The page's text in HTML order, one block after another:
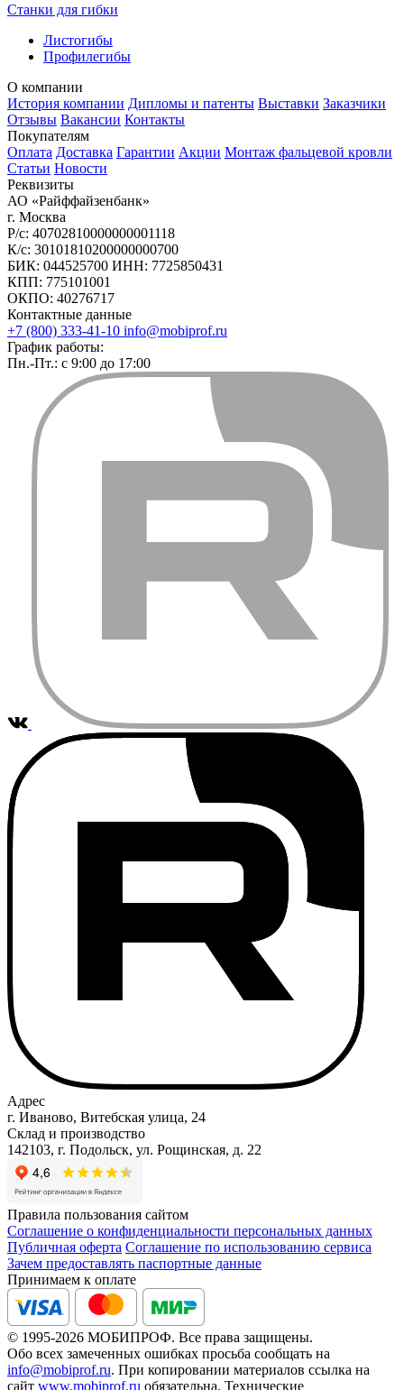
Станки для гибки
Листогибы
Профилегибы
О компании
История компании Дипломы и патенты Выставки Заказчики
Отзывы Вакансии Контакты
Покупателям
Оплата Доставка Гарантии Акции Монтаж фальцевой кровли
Статьи Новости
Реквизиты
АО «Райффайзенбанк»
г. Москва
Р/с: 40702810000000001118
К/с: 30101810200000000700
БИК: 044525700 ИНН: 7725850431
КПП: 775101001
ОКПО: 40276717
Контактные данные
+7 (800) 333-41-10 info@mobiprof.ru
График работы:
Пн.-Пт.: с 9:00 до 17:00
Адрес
г. Иваново, Витебская улица, 24
Склад и производство
142103, г. Подольск, ул. Рощинская, д. 22
Правила пользования сайтом
Соглашение о конфиденциальности персональных данных
Публичная оферта Соглашение по использованию сервиса
Зачем предоставлять паспортные данные
Принимаем к оплате
© 1995-2026 МОБИПРОФ. Все права защищены.
Обо всех замеченных ошибках просьба сообщать на
info@mobiprof.ru. При копировании материалов ссылка на
сайт www.mobiprof.ru обязательна. Технические